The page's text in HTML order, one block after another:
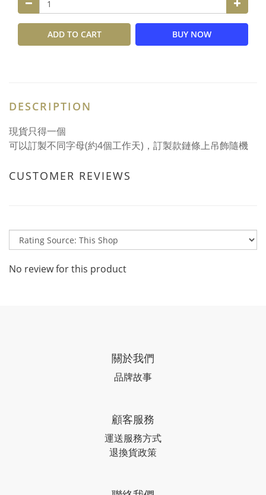
ADD TO CART BUY NOW
DESCRIPTION
現貨只得一個
可以訂製不同字母(約4個工作天)，訂製款鏈條上吊飾隨機
CUSTOMER REVIEWS
No review for this product
關於我們
品牌故事
顧客服務
運送服務方式
退換貨政策